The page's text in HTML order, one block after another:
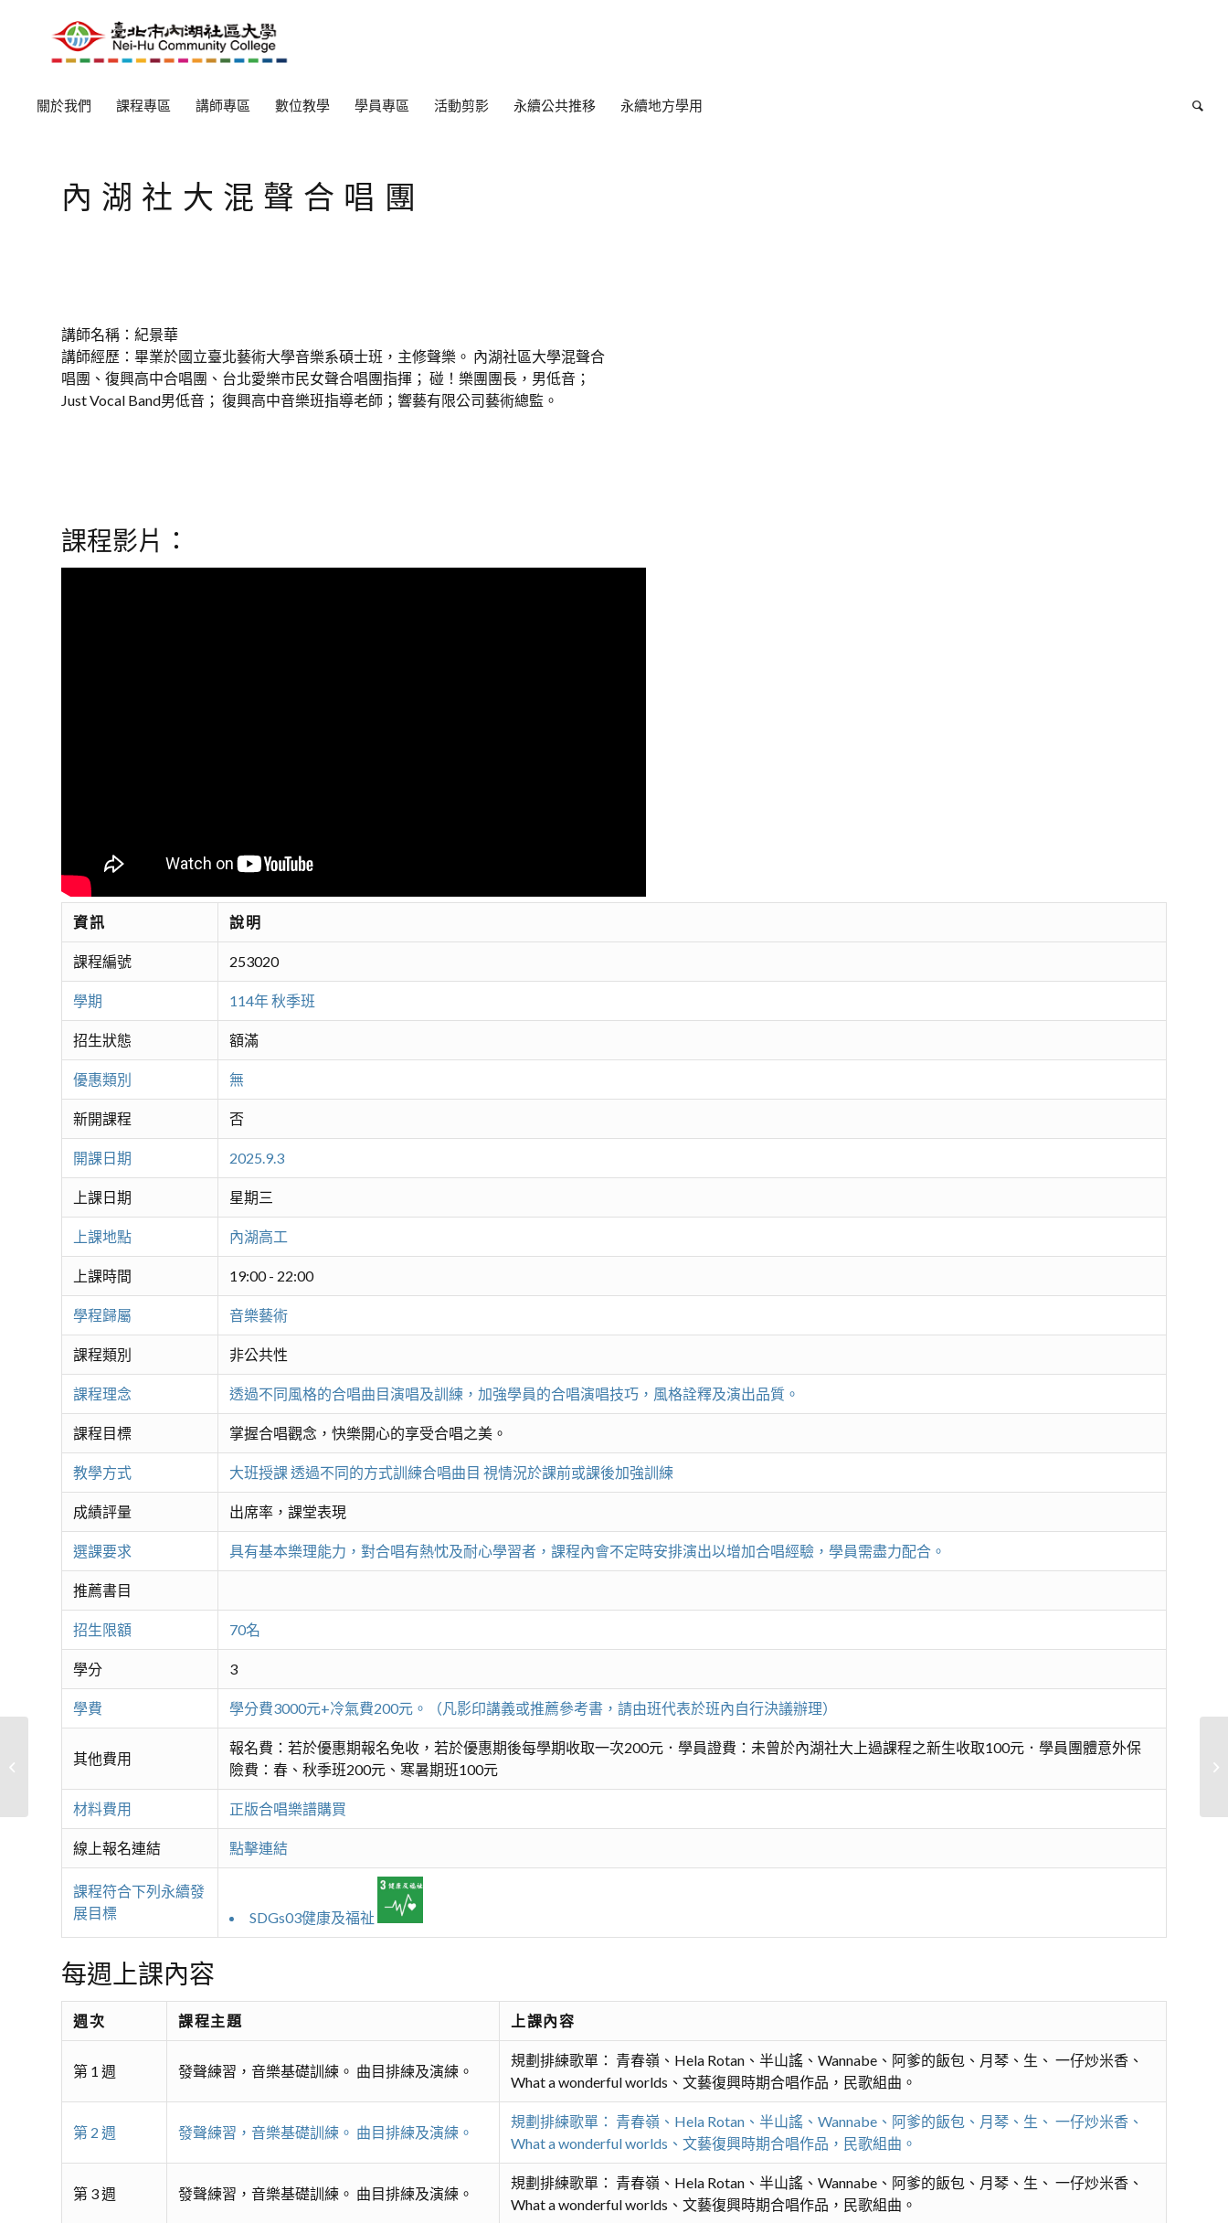
關於我們 課程專區 講師專區 數位教學 學員專區 活動剪影 永續公共推移 永續地方學用
內湖社大混聲合唱團
講師名稱：紀景華
講師經歷：畢業於國立臺北藝術大學音樂系碩士班，主修聲樂。 內湖社區大學混聲合
唱團、復興高中合唱團、台北愛樂市民女聲合唱團指揮； 碰！樂團團長，男低音；
Just Vocal Band男低音； 復興高中音樂班指導老師；響藝有限公司藝術總監。
課程影片：
資訊 說明
課程編號 253020
學期 114年 秋季班
招生狀態 額滿
優惠類別 無
新開課程 否
開課日期 2025.9.3
上課日期 星期三
上課地點 內湖高工
上課時間 19:00 - 22:00
學程歸屬 音樂藝術
課程類別 非公共性
課程理念 透過不同風格的合唱曲目演唱及訓練，加強學員的合唱演唱技巧，風格詮釋及演出品質。
課程目標 掌握合唱觀念，快樂開心的享受合唱之美。
教學方式 大班授課 透過不同的方式訓練合唱曲目 視情況於課前或課後加強訓練
成績評量 出席率，課堂表現
選課要求 具有基本樂理能力，對合唱有熱忱及耐心學習者，課程內會不定時安排演出以增加合唱經驗，學員需盡力配合。
推薦書目
招生限額 70名
學分 3
學費 學分費3000元+冷氣費200元。（凡影印講義或推薦參考書，請由班代表於班內自行決議辦理）
其他費用
報名費：若於優惠期報名免收，若於優惠期後每學期收取一次200元．學員證費：未曾於內湖社大上過課程之新生收取100元．學員團體意外保
險費：春、秋季班200元、寒暑期班100元
材料費用 正版合唱樂譜購買
線上報名連結 點擊連結
課程符合下列永續發
展目標
SDGs03健康及福祉
每週上課內容
週次 課程主題 上課內容
第 1 週 發聲練習，音樂基礎訓練。 曲目排練及演練。
規劃排練歌單： 青春嶺、Hela Rotan、半山謠、Wannabe、阿爹的飯包、月琴、生、 一仔炒米香、
What a wonderful worlds、文藝復興時期合唱作品，民歌組曲。
第 2 週 發聲練習，音樂基礎訓練。 曲目排練及演練。
規劃排練歌單： 青春嶺、Hela Rotan、半山謠、Wannabe、阿爹的飯包、月琴、生、 一仔炒米香、
What a wonderful worlds、文藝復興時期合唱作品，民歌組曲。
第 3 週 發聲練習，音樂基礎訓練。 曲目排練及演練。
規劃排練歌單： 青春嶺、Hela Rotan、半山謠、Wannabe、阿爹的飯包、月琴、生、 一仔炒米香、
What a wonderful worlds、文藝復興時期合唱作品，民歌組曲。
穿越時空‧感動當下-音樂欣賞Ｂ